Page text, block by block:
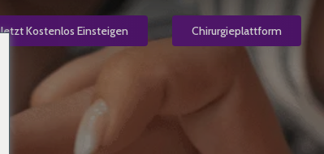
DE
Jetzt Kostenlos Einsteigen Chirurgieplattform